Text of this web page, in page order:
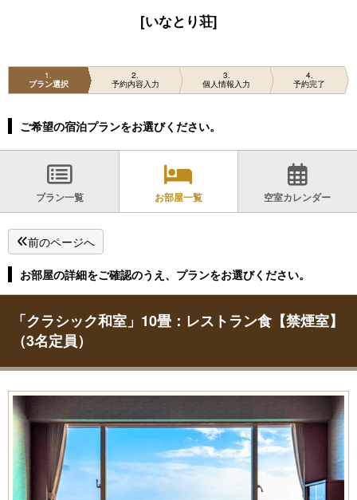
[いなとり荘]
1
プラン選択
2
予約内容入力
3
個人情報入力
4
予約完了
ご希望の宿泊プランをお選びください。
プラン一覧 お部屋一覧 空室カレンダー
前のページへ
お部屋の詳細をご確認のうえ、プランをお選びください。
「クラシック和室」10畳：レストラン食【禁煙室】
（3名定員）